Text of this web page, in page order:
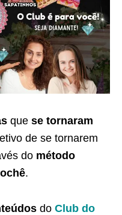
que se tornaram
de se tornarem
do método
.
do Club do